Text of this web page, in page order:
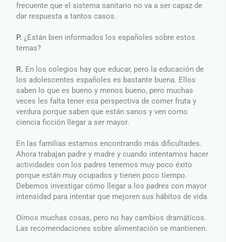
frecuente que el sistema sanitario no va a ser capaz de
dar respuesta a tantos casos.
P. ¿Están bien informados los españoles sobre estos
temas?
R. En los colegios hay que educar, pero la educación de
los adolescentes españoles es bastante buena. Ellos
saben lo que es bueno y menos bueno, pero muchas
veces les falta tener esa perspectiva de comer fruta y
verdura porque saben que están sanos y ven como
ciencia ficción llegar a ser mayor.
En las familias estamos encontrando más dificultades.
Ahora trabajan padre y madre y cuando intentamos hacer
actividades con los padres tenemos muy poco éxito
porque están muy ocupados y tienen poco tiempo.
Debemos investigar cómo llegar a los padres con mayor
intensidad para intentar que mejoren sus hábitos de vida.
Oímos muchas cosas, pero no hay cambios dramáticos.
Las recomendaciones sobre alimentación se mantienen.